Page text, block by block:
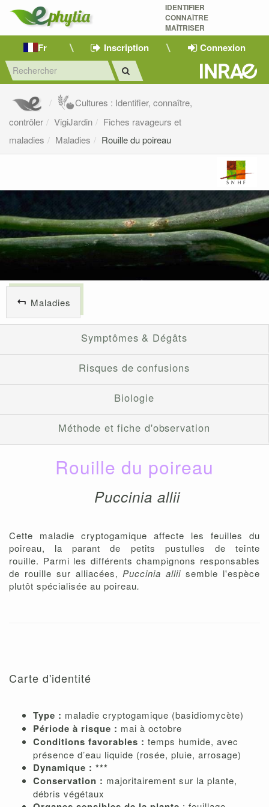
IDENTIFIER
CONNAÎTRE
MAÎTRISER
Fr Inscription Connexion
Cultures : Identifier, connaître,
contrôler
VigiJardin
Fiches ravageurs et
maladies
Maladies Rouille du poireau
Maladies
Symptômes & Dégâts
Risques de confusions
Biologie
Méthode et fiche d'observation
Rouille du poireau
Puccinia allii
Cette maladie cryptogamique affecte les feuilles du
poireau, la parant de petits pustulles de teinte
rouille. Parmi les différents champignons responsables
de rouille sur alliacées, Puccinia alliisemble l'espèce
plutôt spécialisée au poireau.
Carte d'identité
Type : maladie cryptogamique (basidiomycète)
Période à risque : mai à octobre
Conditions favorables : temps humide, avec
présence d’eau liquide (rosée, pluie, arrosage)
Dynamique : ***
Conservation : majoritairement sur la plante,
débris végétaux